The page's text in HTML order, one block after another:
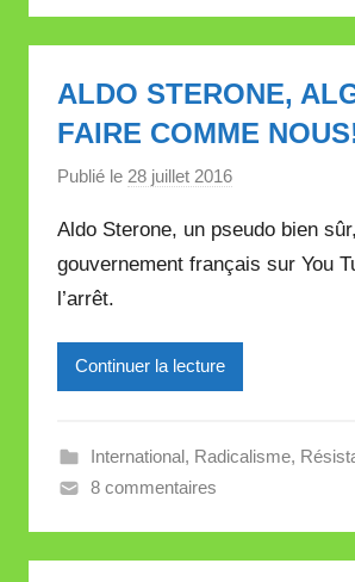
l
t
ALDO STERONE,
FAIRE COMME
Publié le 28 juillet 2016
r
M
i
l
Aldo Sterone, un pseudo bien
gouvernement français sur You
l’arrêt.
Continuer la lecture
International, Radicalisme,
8 commentaires